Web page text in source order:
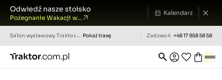
Odwiedź nasze stoisko
Pożegnanie Wakacji w...
Kalendarz
Salon wystawowy Traktor.com.pl Pokaż trasę Zadzwoń +48 17 858 58 58